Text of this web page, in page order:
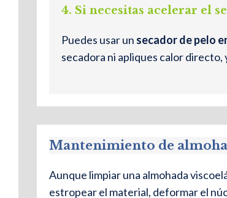
4. Si necesitas acelerar el
Puedes usar un secador de pelo
secadora ni apliques calor
Mantenimiento de
Aunque limpiar una almohada
estropear el material, deformar el